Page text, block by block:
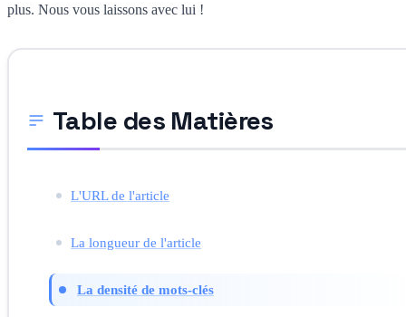
plus. Nous vous laissons avec lui !
Table des Matières
L'URL de l'article
La longueur de l'article
La densité de mots-clés